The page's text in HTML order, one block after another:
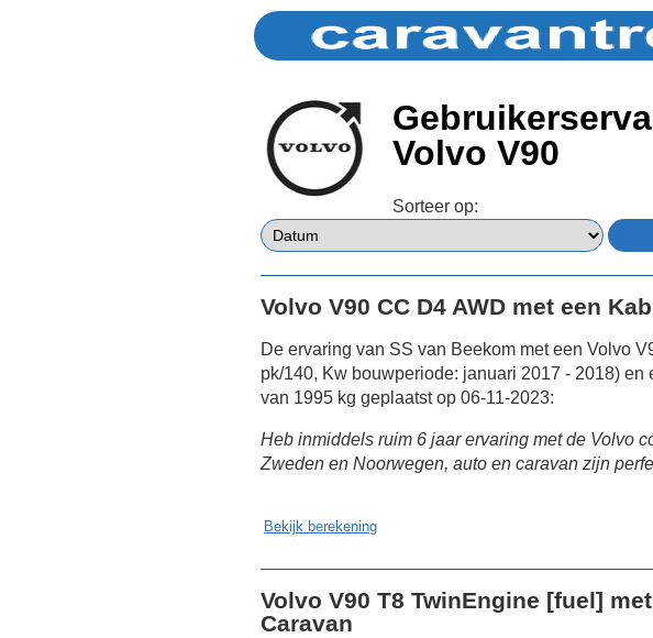
Volvo V90
Sorteer op:
Volvo V90 CC D4 AWD met een
De ervaring van SS van Beekom met een Volvo
pk/140, Kw bouwperiode: januari 2017 - 2018) en
van 1995 kg geplaatst op 06-11-2023:
Heb inmiddels ruim 6 jaar ervaring met de Volvo
Zweden en Noorwegen, auto en caravan zijn
Bekijk berekening
Volvo V90 T8 TwinEngine [fuel]
Caravan